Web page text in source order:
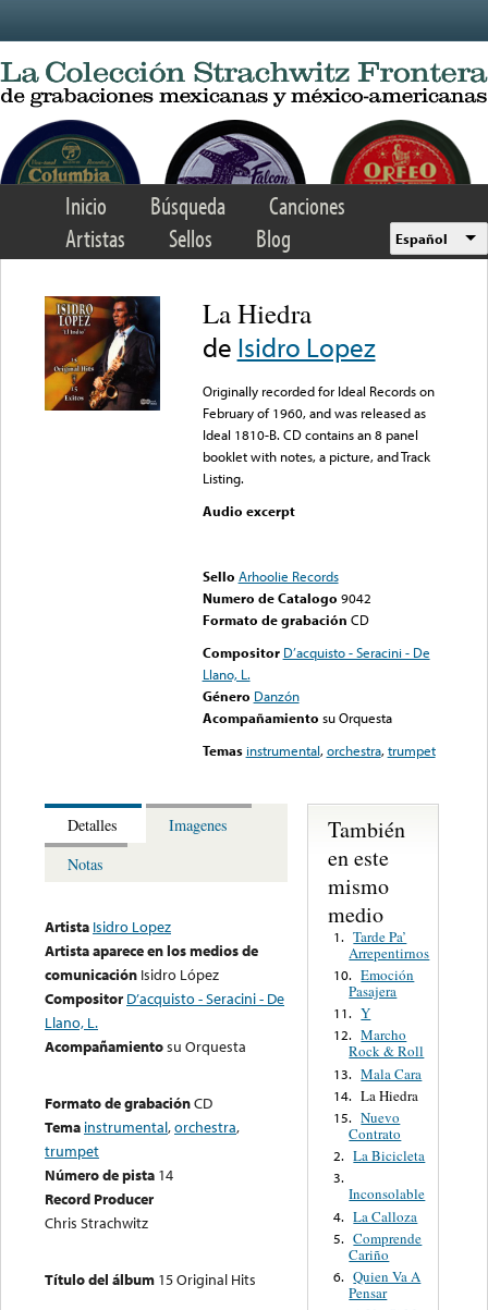
Inicio Búsqueda
Canciones
Artistas
Sellos Blog Español
La Hiedra
de Isidro Lopez
Originally recorded for Ideal Records on
February of 1960, and was released as
Ideal 1810-B. CD contains an 8 panel
booklet with notes, a picture, and Track
Listing.
Audio excerpt
Sello Arhoolie Records
Numero de Catalogo 9042
Formato de grabación CD
Compositor D’acquisto - Seracini - De
Llano, L.
Género Danzón
Acompañamiento su Orquesta
Temas instrumental,orchestra,trumpet
Detalles
Imagenes
Notas
Artista Isidro Lopez
Artista aparece en los medios de
comunicación Isidro López
Compositor D’acquisto - Seracini - De
Llano, L.
Acompañamientosu Orquesta
Formato de grabaciónCD
Tema instrumental,orchestra,
trumpet
Número de pista 14
Record Producer
Chris Strachwitz
Título del álbum 15 Original Hits
También
en este
mismo
medio
1. Tarde Pa’
Arrepentirnos
10. Emoción
Pasajera
11. Y
12. Marcho
Rock & Roll
13. Mala Cara
14. La Hiedra
15. Nuevo
Contrato
2. La Bicicleta
3.
Inconsolable
4. La Calloza
5. Comprende
Cariño
6. Quien Va A
Pensar